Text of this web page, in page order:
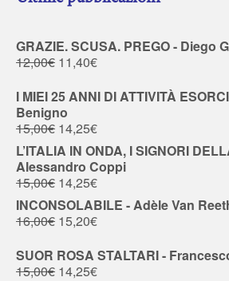
GRAZIE. SCUSA. PREGO - Diego
12,00€ 11,40€
I MIEI 25 ANNI DI ATTIVITÀ
Benigno
15,00€ 14,25€
L’ITALIA IN ONDA, I SIGNORI
Alessandro Coppi
15,00€ 14,25€
INCONSOLABILE - Adèle Van
16,00€ 15,20€
SUOR ROSA STALTARI -
15,00€ 14,25€